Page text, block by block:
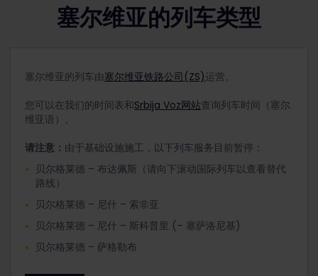
塞尔维亚的列车类型
塞尔维亚的列车由塞尔维亚铁路公司(ZS)运营。
您可以在我们的时间表和Srbija Voz网站查询列车时间（塞尔
维亚语）。
请注意： 由于基础设施施工，以下列车服务目前暂停：
贝尔格莱德 – 布达佩斯（请向下滚动国际列车以查看替代
路线）
贝尔格莱德 – 尼什 – 索非亚
贝尔格莱德 – 尼什 – 斯科普里 (– 塞萨洛尼基)
贝尔格莱德 – 萨格勒布